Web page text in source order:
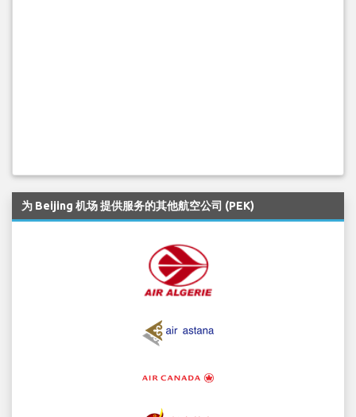
为 Beijing 机场 提供服务的其他航空公司 (PEK)